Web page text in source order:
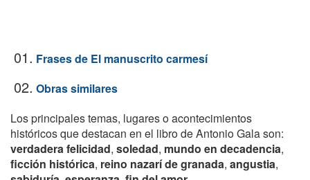
01. Frases de El manuscrito carmesí
02. Obras similares
Los principales temas, lugares o acontecimientos
históricos que destacan en el libro de Antonio Gala son:
verdadera felicidad, soledad, mundo en decadencia,
ficción histórica, reino nazarí de granada, angustia,